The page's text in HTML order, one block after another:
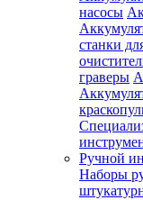
насосы
станки
граверы
Ручной
Наборы